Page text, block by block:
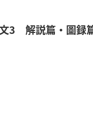
3 解説篇・圖録